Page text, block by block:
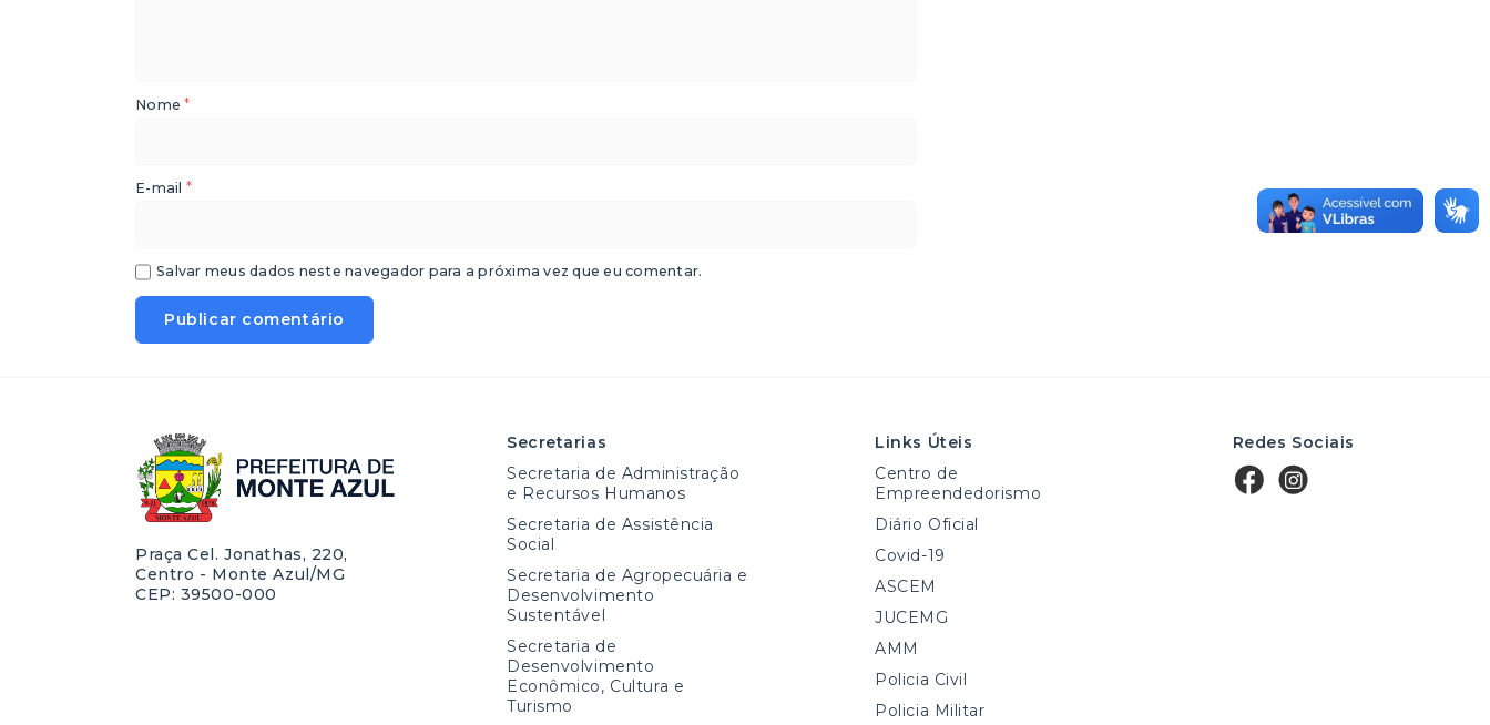
Nome*
E-mail *
Salvar meus dados neste navegador para a próxima vez que eu comentar.
Praça Cel. Jonathas, 220,
Centro - Monte Azul/MG
CEP: 39500-000
Secretarias
Secretaria de Administração
e Recursos Humanos
Secretaria de Assistência
Social
Secretaria de Agropecuária e
Desenvolvimento
Sustentável
Secretaria de
Desenvolvimento
Econômico, Cultura e
Turismo
Links Úteis
Centro de
Empreendedorismo
Diário Oficial
Covid-19
ASCEM
JUCEMG
AMM
Policia Civil
Policia Militar
Redes Sociais